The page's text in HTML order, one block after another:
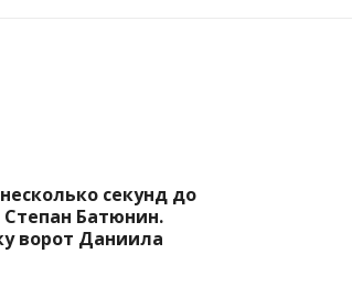
секунд до
Степан Батюнин.
ворот Даниила